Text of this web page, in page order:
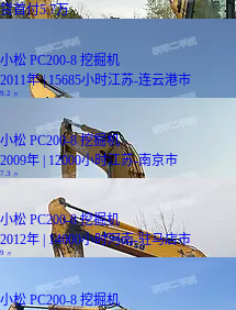
贷首付5.7万
小松 PC200-8 挖掘机
2011年 | 15685小时江苏-连云港市
9.2 万
小松 PC200-8 挖掘机
2009年 | 12000小时江苏-南京市
7.3 万
小松 PC200-8 挖掘机
2012年 | 14000小时河南-驻马店市
9 万
小松 PC200-8 挖掘机